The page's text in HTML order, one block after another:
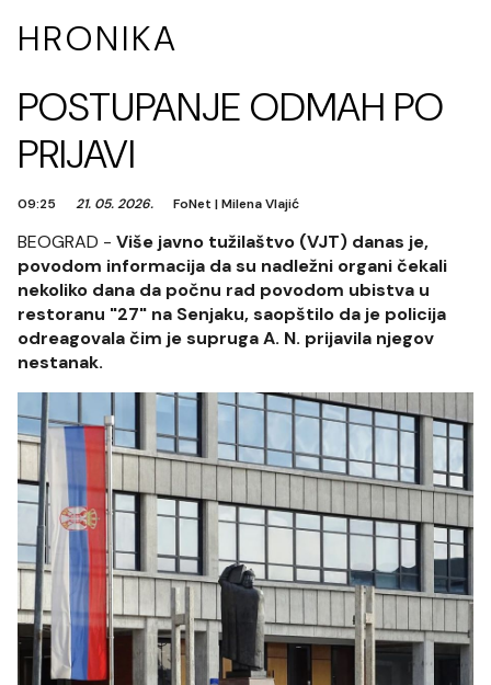
HRONIKA
POSTUPANJE ODMAH PO
PRIJAVI
09:25 21. 05. 2026. FoNet |Milena Vlajić
BEOGRAD - Više javno tužilaštvo (VJT) danas je,
povodom informacija da su nadležni organi čekali
nekoliko dana da počnu rad povodom ubistva u
restoranu "27" na Senjaku, saopštilo da je policija
odreagovala čim je supruga A. N. prijavila njegov
nestanak.